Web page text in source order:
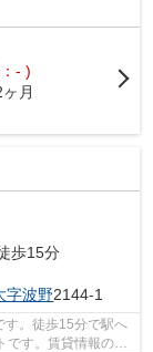
- )
ヶ月
歩15分
字波野2144-1
す。徒歩15分で駅へ
す。賃貸情報のこ